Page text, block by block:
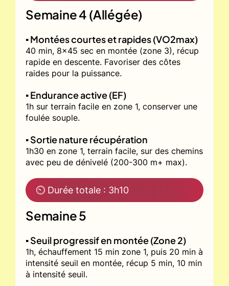
Semaine 4 (Allégée)
▪️ Montées courtes et rapides (VO2max)
40 min, 8x45 sec en montée (zone 3), récup
rapide en descente. Favoriser des côtes
raides pour la puissance.
▪️ Endurance active (EF)
1h sur terrain facile en zone 1, conserver une
foulée souple.
▪️ Sortie nature récupération
1h30 en zone 1, terrain facile, sur des chemins
avec peu de dénivelé (200-300 m+ max).
⏲ Durée totale : 3h10
Semaine 5
▪️ Seuil progressif en montée (Zone 2)
1h, échauffement 15 min zone 1, puis 20 min à
intensité seuil en montée, récup 5 min, 10 min
à intensité seuil.